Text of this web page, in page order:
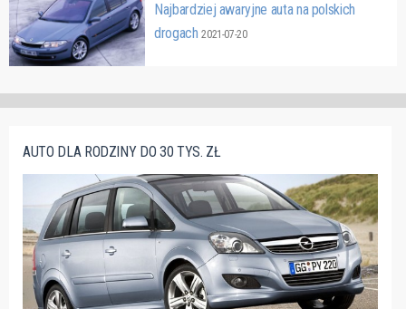
Najbardziej awaryjne auta na polskich
drogach2021-07-20
AUTO DLA RODZINY DO 30 TYS. ZŁ